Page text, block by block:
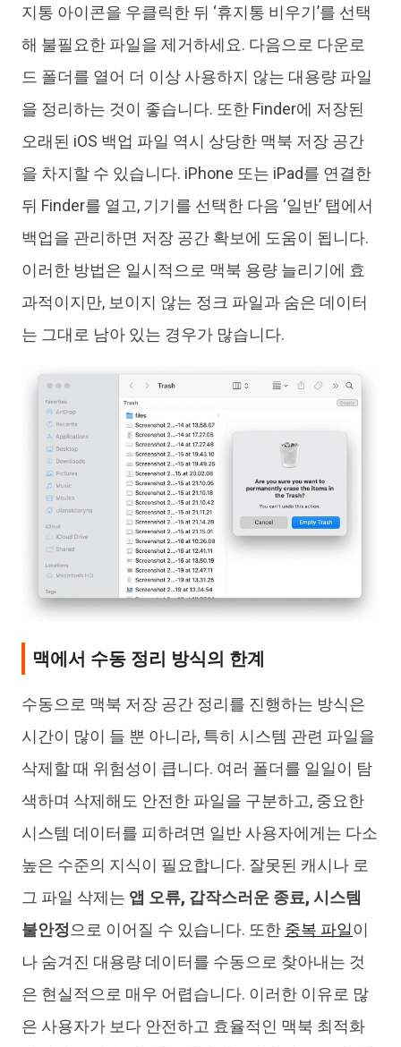
지통 아이콘을 우클릭한 뒤 ‘휴지통 비우기’를 선택
해 불필요한 파일을 제거하세요. 다음으로 다운로
드 폴더를 열어 더 이상 사용하지 않는 대용량 파일
을 정리하는 것이 좋습니다. 또한 Finder에 저장된
오래된 iOS 백업 파일 역시 상당한 맥북 저장 공간
을 차지할 수 있습니다. iPhone 또는 iPad를 연결한
뒤 Finder를 열고, 기기를 선택한 다음 ‘일반’ 탭에서
백업을 관리하면 저장 공간 확보에 도움이 됩니다.
이러한 방법은 일시적으로 맥북 용량 늘리기에 효
과적이지만, 보이지 않는 정크 파일과 숨은 데이터
는 그대로 남아 있는 경우가 많습니다.
맥에서 수동 정리 방식의 한계
수동으로 맥북 저장 공간 정리를 진행하는 방식은
시간이 많이 들 뿐 아니라, 특히 시스템 관련 파일을
삭제할 때 위험성이 큽니다. 여러 폴더를 일일이 탐
색하며 삭제해도 안전한 파일을 구분하고, 중요한
시스템 데이터를 피하려면 일반 사용자에게는 다소
높은 수준의 지식이 필요합니다. 잘못된 캐시나 로
그 파일 삭제는 앱 오류, 갑작스러운 종료, 시스템
불안정 으로 이어질 수 있습니다. 또한 중복 파일이
나 숨겨진 대용량 데이터를 수동으로 찾아내는 것
은 현실적으로 매우 어렵습니다. 이러한 이유로 많
은 사용자가 보다 안전하고 효율적인 맥북 최적화